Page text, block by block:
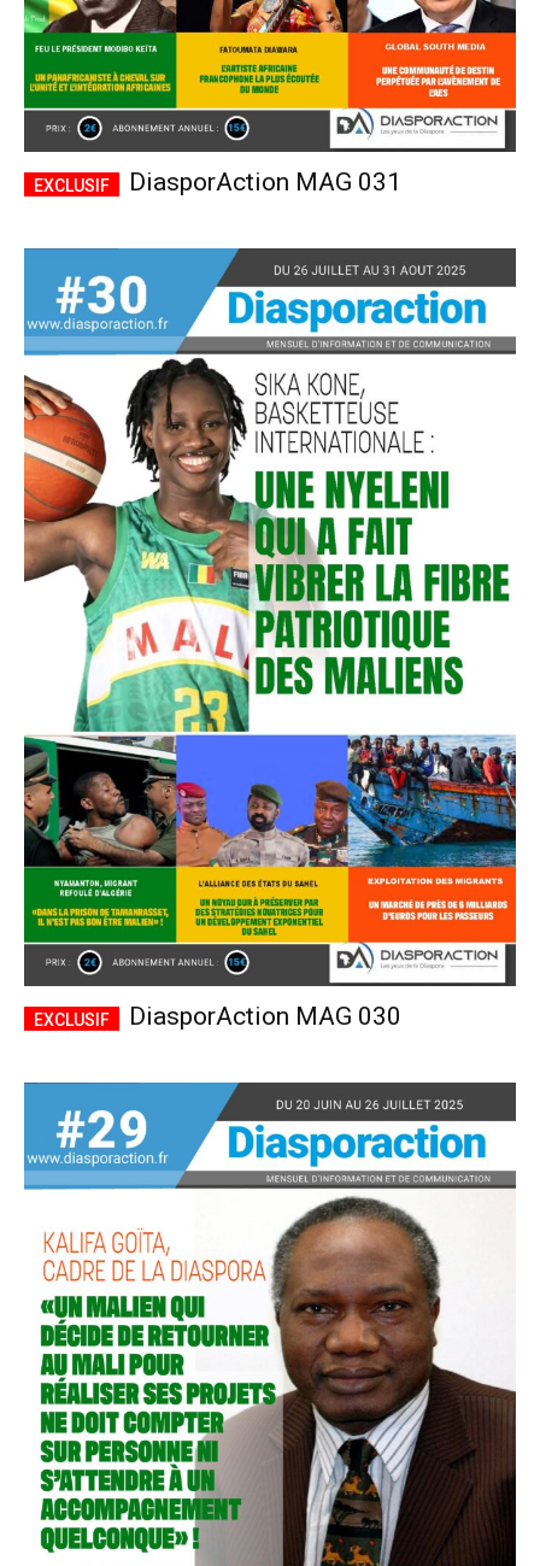
DiasporAction MAG 031
DiasporAction MAG 030